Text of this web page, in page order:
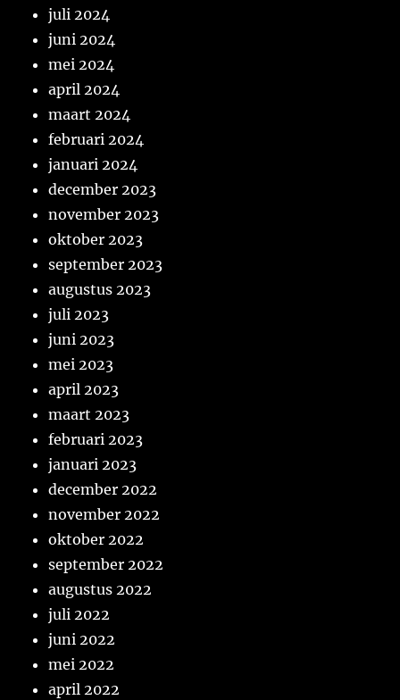
juli 2024
juni 2024
mei 2024
april 2024
maart 2024
februari 2024
januari 2024
december 2023
november 2023
oktober 2023
september 2023
augustus 2023
juli 2023
juni 2023
mei 2023
april 2023
maart 2023
februari 2023
januari 2023
december 2022
november 2022
oktober 2022
september 2022
augustus 2022
juli 2022
juni 2022
mei 2022
april 2022